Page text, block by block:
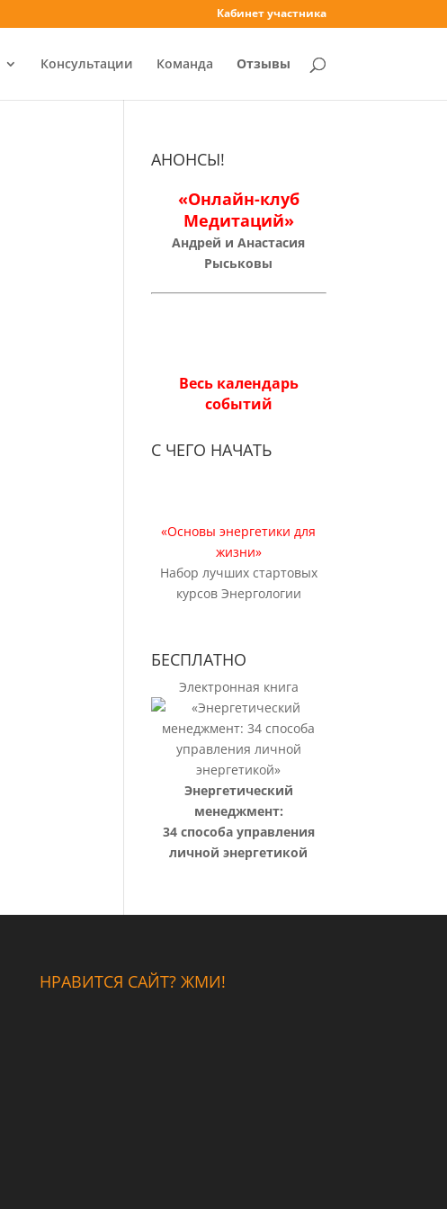
Кабинет участника
Консультации Команда Отзывы
АНОНСЫ!
«Онлайн-клуб
Медитаций»
Андрей и Анастасия
Рыськовы
Весь календарь
событий
С ЧЕГО НАЧАТЬ
«Основы энергетики для
жизни»
Набор лучших стартовых
курсов Энергологии
БЕСПЛАТНО
Электронная книга
Энергетический
менеджмент:
34 способа управления
личной энергетикой
НРАВИТСЯ САЙТ? ЖМИ!